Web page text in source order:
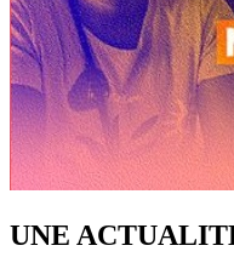
UNE